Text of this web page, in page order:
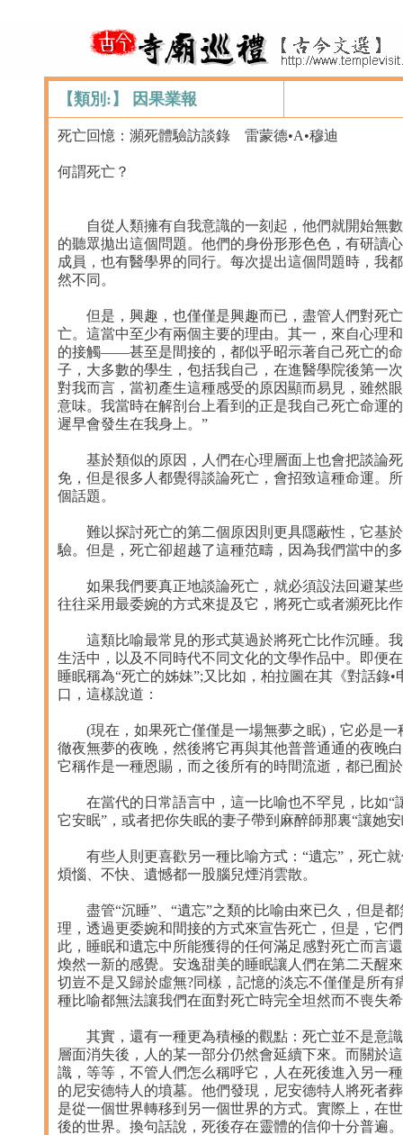
【類別:】 因果業報
死亡回憶：瀕死體驗訪談錄 雷蒙德•A•穆迪
何謂死亡？
自從人類擁有自我意識的一刻起，他們就開始無數
的聽眾拋出這個問題。他們的身份形形色色，有研讀
成員，也有醫學界的同行。每次提出這個問題時，我
然不同。
但是，興趣，也僅僅是興趣而已，盡管人們對死亡
亡。這當中至少有兩個主要的理由。其一，來自心理
的接觸——甚至是間接的，都似乎昭示著自己死亡的
子，大多數的學生，包括我自己，在進醫學院後第一
對我而言，當初產生這種感受的原因顯而易見，雖然
意味。我當時在解剖台上看到的正是我自己死亡命運
遲早會發生在我身上。”
基於類似的原因，人們在心理層面上也會把談論死
免，但是很多人都覺得談論死亡，會招致這種命運。
個話題。
難以探討死亡的第二個原因則更具隱蔽性，它基於
驗。但是，死亡卻超越了這種范疇，因為我們當中的
如果我們要真正地談論死亡，就必須設法回避某些
往往采用最委婉的方式來提及它，將死亡或者瀕死比
這類比喻最常見的形式莫過於將死亡比作沉睡。我
生活中，以及不同時代不同文化的文學作品中。即便
睡眠稱為“死亡的姊妹”;又比如，柏拉圖在其《對話
口，這樣說道：
(現在，如果死亡僅僅是一場無夢之眠)，它必是一
徹夜無夢的夜晚，然後將它再與其他普普通通的夜晚
它稱作是一種恩賜，而之後所有的時間流逝，都已囿
在當代的日常語言中，這一比喻也不罕見，比如“
它安眠”，或者把你失眠的妻子帶到麻醉師那裏“讓她
有些人則更喜歡另一種比喻方式：“遺忘”，死亡就
煩惱、不快、遺憾都一股腦兒煙消雲散。
盡管“沉睡”、“遺忘”之類的比喻由來已久，但是都
理，透過更委婉和間接的方式來宣告死亡，但是，
此，睡眠和遺忘中所能獲得的任何滿足感對死亡而言
煥然一新的感覺。安逸甜美的睡眠讓人們在第二天醒
切豈不是又歸於虛無?同樣，記憶的淡忘不僅僅是所
種比喻都無法讓我們在面對死亡時完全坦然而不喪失
其實，還有一種更為積極的觀點：死亡並不是意識
層面消失後，人的某一部分仍然會延續下來。而關於
識，等等，不管人們怎么稱呼它，人在死後進入另一
的尼安德特人的墳墓。他們發現，尼安德特人將死者
是從一個世界轉移到另一個世界的方式。實際上，在
後的世界。換句話說，死後存在靈體的信仰十分普遍。